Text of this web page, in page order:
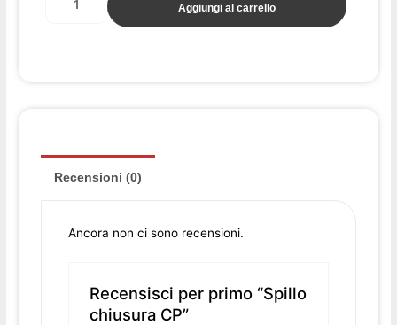
quantità
Aggiungi al carrello
Recensioni (0)
Ancora non ci sono recensioni.
Recensisci per primo “Spillo
chiusura CP”